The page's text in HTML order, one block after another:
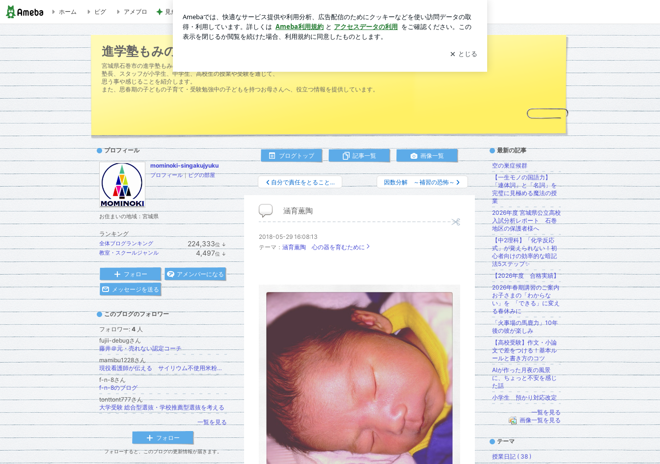
ホーム ピグ アメブロ 見た目スッキリで収納力もある発見 ログイン
進学塾もみの木のブログ
宮城県石巻市の進学塾もみの木です。
塾長、スタッフが小学生、中学生、高校生の授業や受験を通じて、
思う事や感じることを紹介します。
また、思春期の子どもの子育て・受験勉強中の子どもを持つお母さんへ、役立つ情報を提供しています。
ブログトップ 記事一覧 画像一覧
自分で責任をとること… 因数分解 ～補習の恐怖～
涵育薫陶
2018-05-29 16:08:13
テーマ： 涵育薫陶 心の器を育むために
プロフィール
mominoki-singakujyuku
プロフィール｜ピグの部屋
お住まいの地域： 宮城県
ランキング
全体ブログランキング 224,333位 ↓
ラ
キ
グ
教室・スクールジャンル 4,497位 ↓
グ
降
フォロー アメンバーになる
メッセージを送る
このブログのフォロワー
フォロワー: 4 人
fujii-debugさん
藤井＠元・売れない認定コーチ
mamibu1228さん
現役看護師が伝える サイリウム不使用米粉パン 卵/乳/小麦を使わないアレルギー対応料理教室 コトコト•きっちん
f-n-8さん
f-n-8のブログ
tonttont777さん
大学受験 総合型選抜・学校推薦型選抜を考える
一覧を見る
フォロー
フォローすると、このブログの更新情報が届きます。
最新の記事
空の巣症候群
【一生モノの国語力】
「連体詞」と「名詞」を
完璧に見極める魔法の授
業
2026年度 宮城県公立高校
入試分析レポート 石巻
地区の保護者様へ
【中2理科】「化学反応
式」が覚えられない！初
心者向けの効率的な暗記
法5ステップ✨
【2026年度 合格実績】
2026年春期講習のご案内
お子さまの「わからな
い」を 「できる」に変え
る春休みに
「火事場の馬鹿力」10年
後の彼が楽しみ
【高校受験】作文・小論
文で差をつける！基本ル
ールと書き方のコツ
AIが作った月夜の風景
に、ちょっと不安を感じ
た話
小学生 預かり対応改定
一覧を見る
画像一覧を見る
テーマ
授業日記 ( 38 )